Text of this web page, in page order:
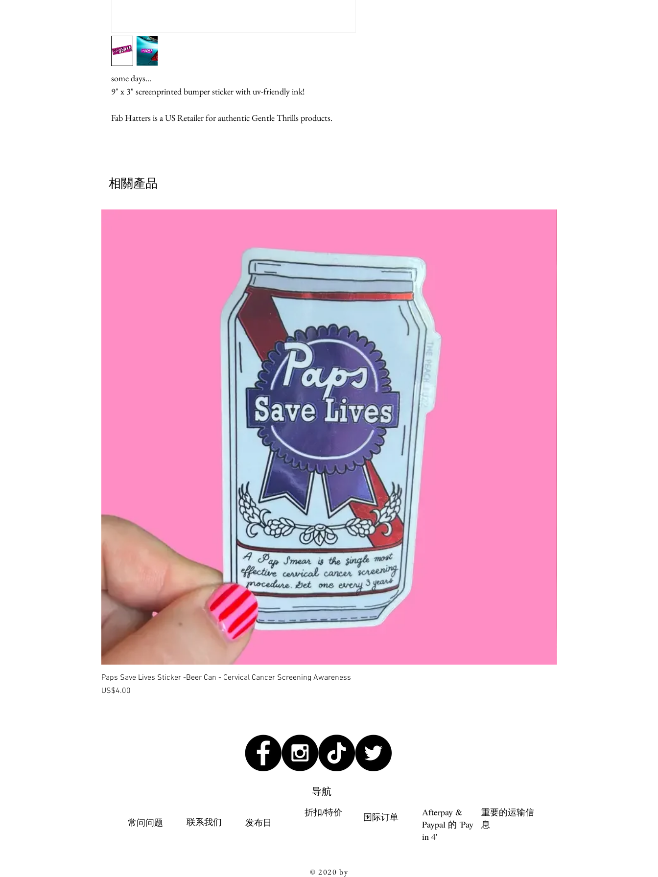
some days...
9" x 3" screenprinted bumper sticker with uv-friendly ink!
Fab Hatters is a US Retailer for authentic Gentle Thrills products.
相關產品
快速瀏覽
Paps Save Lives Sticker -Beer Can - Cervical Cancer Screening Awareness
價格
US$4.00
导航
常问问题 联系我们 发布日
折扣/特价 国际订单
Afterpay &
Paypal 的 'Pay
in 4'
重要的运输信
息
© 2020 by